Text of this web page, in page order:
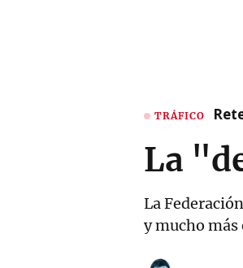
TRÁFICO
La
La
y mucho más